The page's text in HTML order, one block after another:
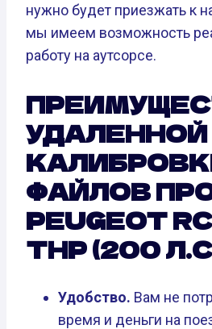
нужно будет приезжать к
мы имеем возможность
работу на аутсорсе.
УДАЛЕННОЙ
ФАЙЛОВ
PEUGEOT
THP (200
Удобство. Вам не
время и деньги на